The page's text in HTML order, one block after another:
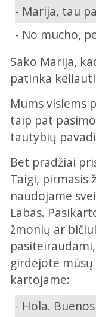
- Marija, tau
- No mucho,
Sako Marija,
patinka
Mums visiems
taip pat
tautybių
Bet pradžiai
Taigi, pirmasis
naudojame
Labas.
žmonių ar
girdėjote
kartojame:
- Hola.